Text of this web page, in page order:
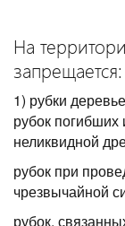
На
запрещается:
1) рубки
рубок
неликвидной
рубок при
чрезвычайной
рубок,